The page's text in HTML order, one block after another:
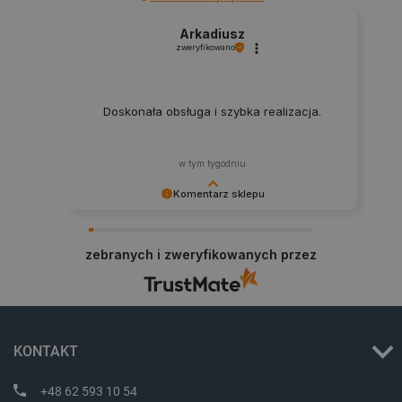
Komentarz sklepu
zakupy.
Arkadiusz
zweryfikowano
Doskonała obsługa i szybka realizacja.
w tym tygodniu
zebranych i zweryfikowanych przez
KONTAKT
+48 62 593 10 54
PHPSESSID
PHP.net